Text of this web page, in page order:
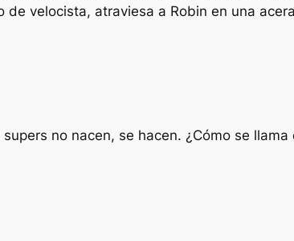
velocista, atraviesa a Robin en una
no nacen, se hacen. ¿Cómo se